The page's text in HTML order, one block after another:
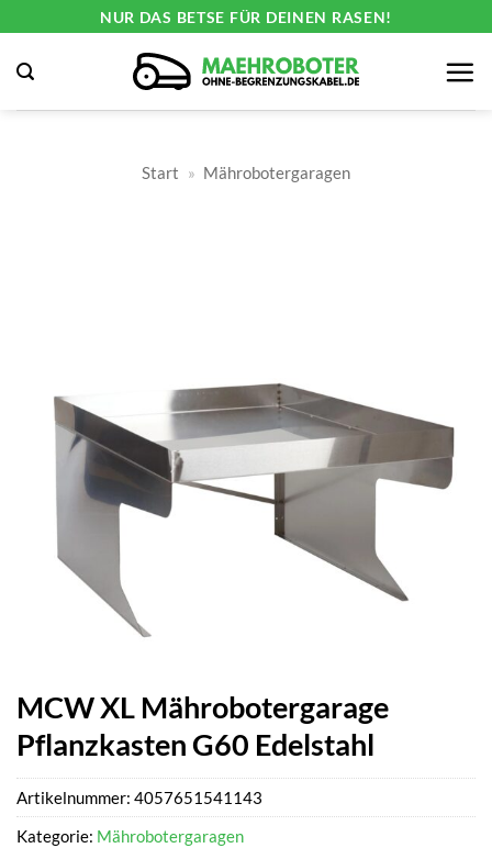
springen
NUR DAS BETSE FÜR DEINEN RASEN!
Start » Mährobotergaragen
MCW XL Mährobotergarage
Pflanzkasten G60 Edelstahl
Artikelnummer: 4057651541143
Kategorie: Mährobotergaragen